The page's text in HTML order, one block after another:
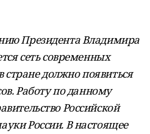
Президента Владимира
сеть современных
стране должно появиться
Работу по данному
Российской
России. В настоящее